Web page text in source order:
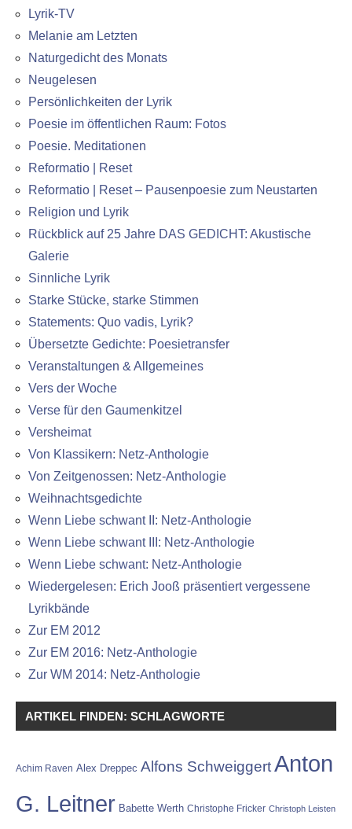
Lyrik-TV
Melanie am Letzten
Naturgedicht des Monats
Neugelesen
Persönlichkeiten der Lyrik
Poesie im öffentlichen Raum: Fotos
Poesie. Meditationen
Reformatio | Reset
Reformatio | Reset – Pausenpoesie zum Neustarten
Religion und Lyrik
Rückblick auf 25 Jahre DAS GEDICHT: Akustische
Galerie
Sinnliche Lyrik
Starke Stücke, starke Stimmen
Statements: Quo vadis, Lyrik?
Übersetzte Gedichte: Poesietransfer
Veranstaltungen & Allgemeines
Vers der Woche
Verse für den Gaumenkitzel
Versheimat
Von Klassikern: Netz-Anthologie
Von Zeitgenossen: Netz-Anthologie
Weihnachtsgedichte
Wenn Liebe schwant II: Netz-Anthologie
Wenn Liebe schwant III: Netz-Anthologie
Wenn Liebe schwant: Netz-Anthologie
Wiedergelesen: Erich Jooß präsentiert vergessene
Lyrikbände
Zur EM 2012
Zur EM 2016: Netz-Anthologie
Zur WM 2014: Netz-Anthologie
ARTIKEL FINDEN: SCHLAGWORTE
Achim Raven Alex Dreppec Alfons SchweiggertAnton
G. Leitner Babette Werth Christophe Fricker Christoph Leisten